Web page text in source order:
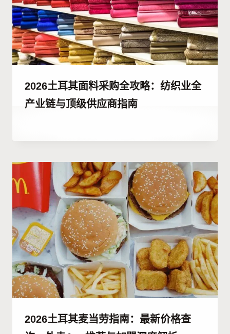
2026土耳其面料采购全攻略：纺织业全
产业链与顶级供应商指南
Kulali
2026土耳其麦当劳指南：最新价格查